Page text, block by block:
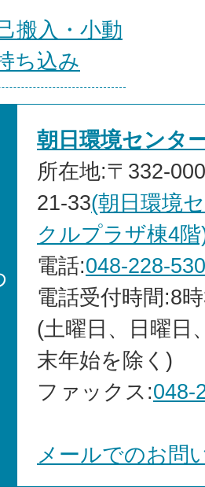
搬入・小動
ち込み
朝日環境センタ
所在地:〒332-
21-33(朝日環境
クルプラザ棟4
電話:048-228-
電話受付時間:8
(土曜日、日曜日
末年始を除く)
ファックス:048-
メールでのお問